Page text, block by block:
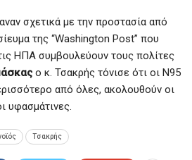
σχετικά με την προστασία από
της “Washington Post” που
ΗΠΑ συμβουλεύουν τους πολίτες
ο κ. Τσακρής τόνισε ότι οι Ν95
από όλες, ακολουθούν οι
υφασμάτινες.
Τσακρής